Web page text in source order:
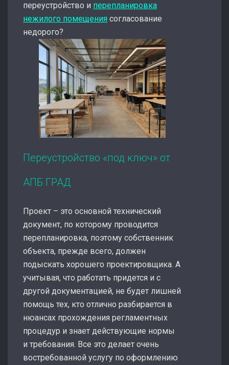
переустройство и перепланировка
нежилого помещения согласование
недорого?
Переустройство «под ключ» от
АПБ ГРАД
Проект – это основной технический
документ, по которому проводится
перепланировка, поэтому собственник
объекта, прежде всего, должен
подыскать хорошего проектировщика. А
учитывая, что работать придется и с
другой документацией, не будет лишней
помощь тех, кто отлично разбирается в
нюансах прохождения регламентных
процедур и знает действующие нормы
и требования. Все это делает очень
востребованной услугу по оформлению